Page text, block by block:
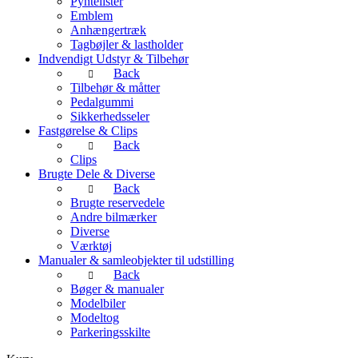
Emblem
Anhængertræk
Tagbøjler & lastholder
Indvendigt Udstyr & Tilbehør
Back
Tilbehør & måtter
Pedalgummi
Sikkerhedsseler
Fastgørelse & Clips
Back
Clips
Brugte Dele & Diverse
Back
Brugte reservedele
Andre bilmærker
Diverse
Værktøj
Manualer & samleobjekter til udstilling
Back
Bøger & manualer
Modelbiler
Modeltog
Parkeringsskilte